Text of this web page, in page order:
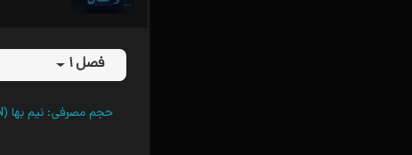
فصل ۱
حجم مصرفی: نیم بها (VPN را قطع کنید)